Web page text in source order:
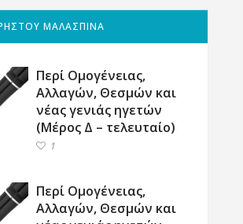
ΜΑΛΑΣΠΙΝΑ
Περί Ομογένειας,
Αλλαγών, Θεσμών και
νέας γενιάς ηγετών
(Μέρος Δ – τελευταίο)
1
Περί Ομογένειας,
Αλλαγών, Θεσμών και